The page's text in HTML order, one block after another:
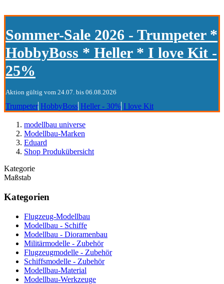
Sommer-Sale 2026 - Trumpeter *
HobbyBoss * Heller * I love Kit -
25%
Aktion gültig vom 24.07. bis 06.08.2026
Trumpeter HobbyBoss Heller - 30% I love Kit
modellbau universe
Modellbau-Marken
Eduard
Shop Produkübersicht
Kategorie
Maßstab
Kategorien
Flugzeug-Modellbau
Modellbau - Schiffe
Modellbau - Dioramenbau
Militärmodelle - Zubehör
Flugzeugmodelle - Zubehör
Schiffsmodelle - Zubehör
Modellbau-Material
Modellbau-Werkzeuge